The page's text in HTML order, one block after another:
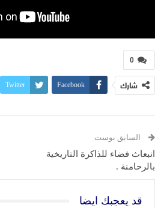
0
شارك Facebook
Twitter
السابق بوست
انبعاث فضاء للذاكرة التاريخية
بالرحامنة .
قد يعجبك ايضا